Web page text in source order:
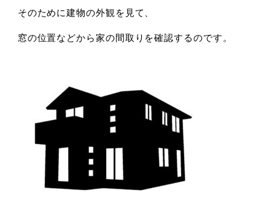
そのために建物の外観を見て、
窓の位置などから家の間取りを確認するのです。